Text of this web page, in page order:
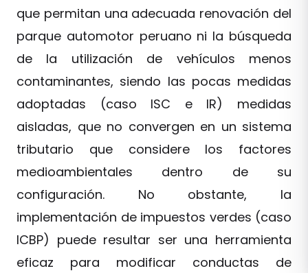
que permitan una adecuada renovación del
parque automotor peruano ni la búsqueda
de la utilización de vehículos menos
contaminantes, siendo las pocas medidas
adoptadas (caso ISC e IR) medidas
aisladas, que no convergen en un sistema
tributario que considere los factores
medioambientales dentro de su
configuración. No obstante, la
implementación de impuestos verdes (caso
ICBP) puede resultar ser una herramienta
eficaz para modificar conductas de